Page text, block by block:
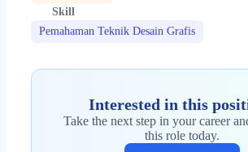
Skill
Pemahaman Teknik Desain Grafis
Interested in this
Take the next step in your career
this role today.